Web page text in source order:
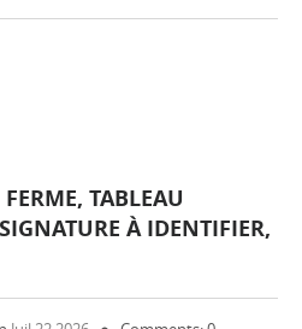
TABLEAU
À IDENTIFIER,